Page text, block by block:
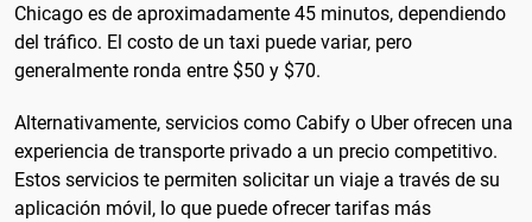
Chicago es de aproximadamente 45 minutos, dependiendo
del tráfico. El costo de un taxi puede variar, pero
generalmente ronda entre $50 y $70.
Alternativamente, servicios como Cabify o Uber ofrecen una
experiencia de transporte privado a un precio competitivo.
Estos servicios te permiten solicitar un viaje a través de su
aplicación móvil, lo que puede ofrecer tarifas más